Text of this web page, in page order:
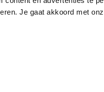
Je gaat akkoord met
vragen